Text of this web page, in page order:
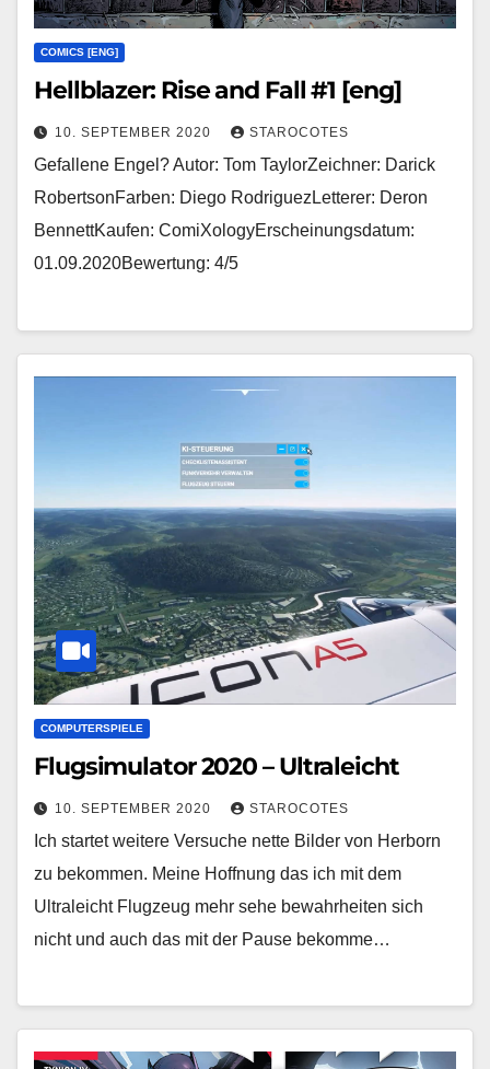
COMICS [ENG]
Hellblazer: Rise and Fall #1 [eng]
10. SEPTEMBER 2020 STAROCOTES
Gefallene Engel? Autor: Tom TaylorZeichner: Darick
RobertsonFarben: Diego RodriguezLetterer: Deron
BennettKaufen: ComiXologyErscheinungsdatum:
01.09.2020Bewertung: 4/5
COMPUTERSPIELE
Flugsimulator 2020 – Ultraleicht
10. SEPTEMBER 2020 STAROCOTES
Ich startet weitere Versuche nette Bilder von Herborn
zu bekommen. Meine Hoffnung das ich mit dem
Ultraleicht Flugzeug mehr sehe bewahrheiten sich
nicht und auch das mit der Pause bekomme…